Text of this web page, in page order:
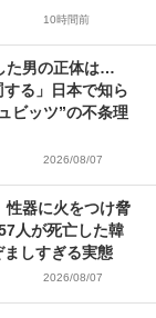
10時間前
た男の正体は…
する」日本で知ら
ビッツ”の不条理
2026/08/07
性器に火をつけ脅
人が死亡した韓
ましすぎる実態
2026/08/07